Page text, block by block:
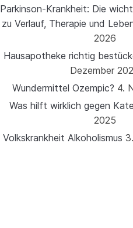
Parkinson-Krankheit: Die
zu Verlauf, Therapie und
2026
Hausapotheke richtig
Dezember
Wundermittel Ozempic? 4.
Was hilft wirklich gegen
2025
Volkskrankheit Alkoholismus